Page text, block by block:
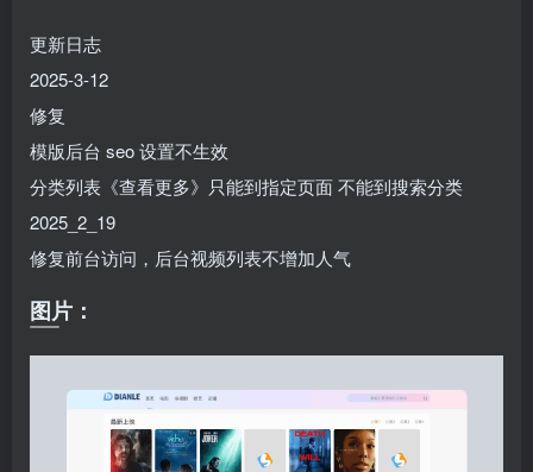
更新日志
2025-3-12
修复
模版后台 seo 设置不生效
分类列表《查看更多》只能到指定页面 不能到搜索分类
2025_2_19
修复前台访问，后台视频列表不增加人气
图片：